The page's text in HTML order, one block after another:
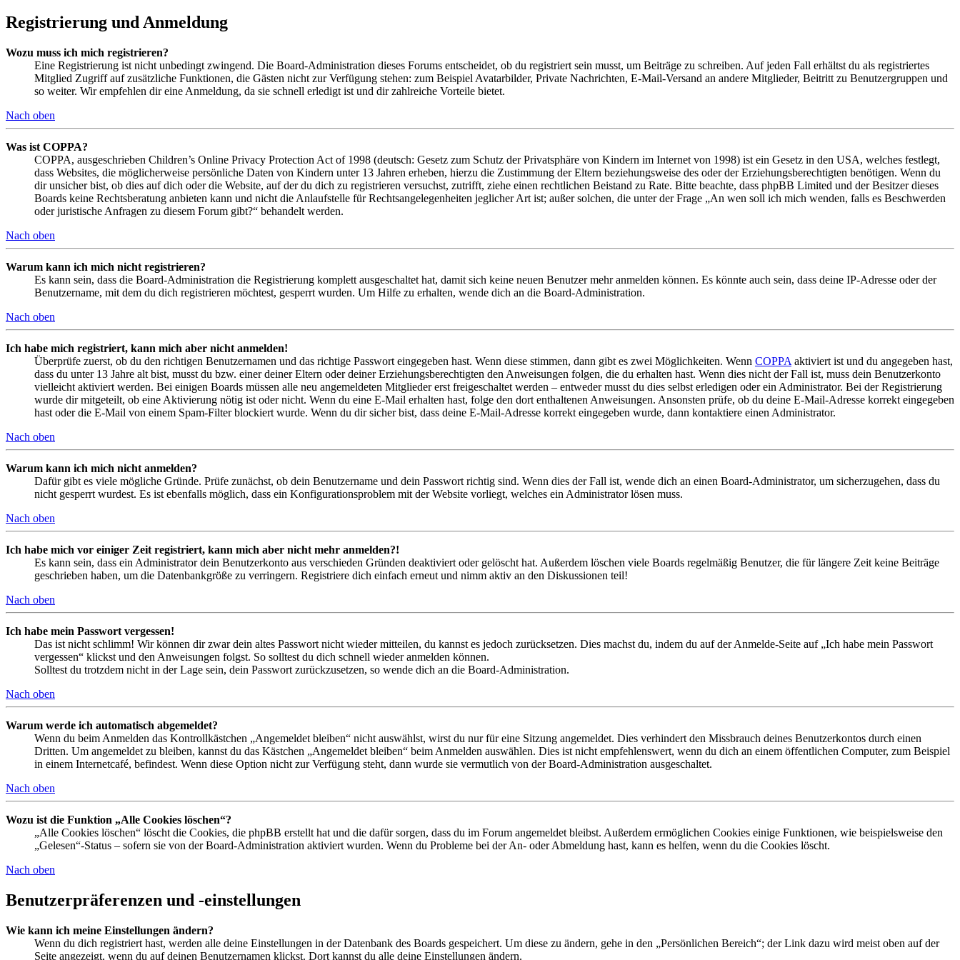
Registrierung und Anmeldung
Wozu muss ich mich registrieren?
Eine Registrierung ist nicht unbedingt zwingend. Die Board-Administration dieses Forums entscheidet, ob du registriert sein musst, um Beiträge zu schreiben. Auf jeden Fall erhältst du als registriertes
Mitglied Zugriff auf zusätzliche Funktionen, die Gästen nicht zur Verfügung stehen: zum Beispiel Avatarbilder, Private Nachrichten, E-Mail-Versand an andere Mitglieder, Beitritt zu Benutzergruppen und
so weiter. Wir empfehlen dir eine Anmeldung, da sie schnell erledigt ist und dir zahlreiche Vorteile bietet.
Nach oben
Was ist COPPA?
COPPA, ausgeschrieben Children’s Online Privacy Protection Act of 1998 (deutsch: Gesetz zum Schutz der Privatsphäre von Kindern im Internet von 1998) ist ein Gesetz in den USA, welches festlegt,
dass Websites, die möglicherweise persönliche Daten von Kindern unter 13 Jahren erheben, hierzu die Zustimmung der Eltern beziehungsweise des oder der Erziehungsberechtigten benötigen. Wenn du
dir unsicher bist, ob dies auf dich oder die Website, auf der du dich zu registrieren versuchst, zutrifft, ziehe einen rechtlichen Beistand zu Rate. Bitte beachte, dass phpBB Limited und der Besitzer dieses
Boards keine Rechtsberatung anbieten kann und nicht die Anlaufstelle für Rechtsangelegenheiten jeglicher Art ist; außer solchen, die unter der Frage „An wen soll ich mich wenden, falls es Beschwerden
oder juristische Anfragen zu diesem Forum gibt?“ behandelt werden.
Nach oben
Warum kann ich mich nicht registrieren?
Es kann sein, dass die Board-Administration die Registrierung komplett ausgeschaltet hat, damit sich keine neuen Benutzer mehr anmelden können. Es könnte auch sein, dass deine IP-Adresse oder der
Benutzername, mit dem du dich registrieren möchtest, gesperrt wurden. Um Hilfe zu erhalten, wende dich an die Board-Administration.
Nach oben
Ich habe mich registriert, kann mich aber nicht anmelden!
Überprüfe zuerst, ob du den richtigen Benutzernamen und das richtige Passwort eingegeben hast. Wenn diese stimmen, dann gibt es zwei Möglichkeiten. Wenn COPPA aktiviert ist und du angegeben hast,
dass du unter 13 Jahre alt bist, musst du bzw. einer deiner Eltern oder deiner Erziehungsberechtigten den Anweisungen folgen, die du erhalten hast. Wenn dies nicht der Fall ist, muss dein Benutzerkonto
vielleicht aktiviert werden. Bei einigen Boards müssen alle neu angemeldeten Mitglieder erst freigeschaltet werden – entweder musst du dies selbst erledigen oder ein Administrator. Bei der Registrierung
wurde dir mitgeteilt, ob eine Aktivierung nötig ist oder nicht. Wenn du eine E-Mail erhalten hast, folge den dort enthaltenen Anweisungen. Ansonsten prüfe, ob du deine E-Mail-Adresse korrekt eingegeben
hast oder die E-Mail von einem Spam-Filter blockiert wurde. Wenn du dir sicher bist, dass deine E-Mail-Adresse korrekt eingegeben wurde, dann kontaktiere einen Administrator.
Nach oben
Warum kann ich mich nicht anmelden?
Dafür gibt es viele mögliche Gründe. Prüfe zunächst, ob dein Benutzername und dein Passwort richtig sind. Wenn dies der Fall ist, wende dich an einen Board-Administrator, um sicherzugehen, dass du
nicht gesperrt wurdest. Es ist ebenfalls möglich, dass ein Konfigurationsproblem mit der Website vorliegt, welches ein Administrator lösen muss.
Nach oben
Ich habe mich vor einiger Zeit registriert, kann mich aber nicht mehr anmelden?!
Es kann sein, dass ein Administrator dein Benutzerkonto aus verschieden Gründen deaktiviert oder gelöscht hat. Außerdem löschen viele Boards regelmäßig Benutzer, die für längere Zeit keine Beiträge
geschrieben haben, um die Datenbankgröße zu verringern. Registriere dich einfach erneut und nimm aktiv an den Diskussionen teil!
Nach oben
Ich habe mein Passwort vergessen!
Das ist nicht schlimm! Wir können dir zwar dein altes Passwort nicht wieder mitteilen, du kannst es jedoch zurücksetzen. Dies machst du, indem du auf der Anmelde-Seite auf „Ich habe mein Passwort
vergessen“ klickst und den Anweisungen folgst. So solltest du dich schnell wieder anmelden können.
Solltest du trotzdem nicht in der Lage sein, dein Passwort zurückzusetzen, so wende dich an die Board-Administration.
Nach oben
Warum werde ich automatisch abgemeldet?
Wenn du beim Anmelden das Kontrollkästchen „Angemeldet bleiben“ nicht auswählst, wirst du nur für eine Sitzung angemeldet. Dies verhindert den Missbrauch deines Benutzerkontos durch einen
Dritten. Um angemeldet zu bleiben, kannst du das Kästchen „Angemeldet bleiben“ beim Anmelden auswählen. Dies ist nicht empfehlenswert, wenn du dich an einem öffentlichen Computer, zum Beispiel
in einem Internetcafé, befindest. Wenn diese Option nicht zur Verfügung steht, dann wurde sie vermutlich von der Board-Administration ausgeschaltet.
Nach oben
Wozu ist die Funktion „Alle Cookies löschen“?
„Alle Cookies löschen“ löscht die Cookies, die phpBB erstellt hat und die dafür sorgen, dass du im Forum angemeldet bleibst. Außerdem ermöglichen Cookies einige Funktionen, wie beispielsweise den
„Gelesen“-Status – sofern sie von der Board-Administration aktiviert wurden. Wenn du Probleme bei der An- oder Abmeldung hast, kann es helfen, wenn du die Cookies löscht.
Nach oben
Benutzerpräferenzen und -einstellungen
Wie kann ich meine Einstellungen ändern?
Wenn du dich registriert hast, werden alle deine Einstellungen in der Datenbank des Boards gespeichert. Um diese zu ändern, gehe in den „Persönlichen Bereich“; der Link dazu wird meist oben auf der
Seite angezeigt, wenn du auf deinen Benutzernamen klickst. Dort kannst du alle deine Einstellungen ändern.